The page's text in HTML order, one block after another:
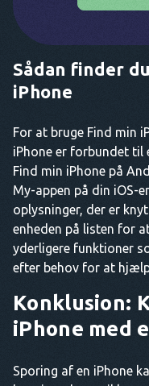
Sådan finder
iPhone
For at bruge Find min
iPhone er forbundet til
Find min iPhone på
My-appen på din iOS-
oplysninger, der er
enheden på listen for
yderligere funktioner
efter behov for at
Konklusion:
iPhone med
Sporing af en iPhone